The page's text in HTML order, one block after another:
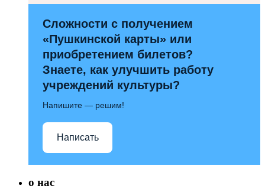
Сложности с получением
«Пушкинской карты» или
приобретением билетов?
Знаете, как улучшить работу
учреждений культуры?
Напишите — решим!
Написать
о нас